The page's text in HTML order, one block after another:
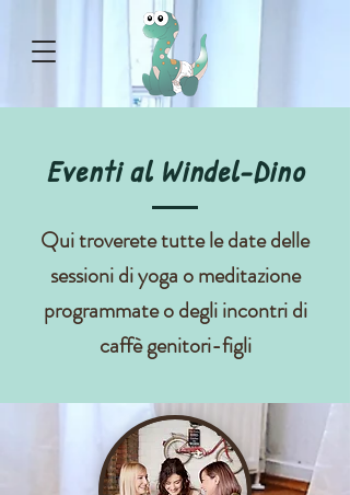
Eventi al Windel-Dino
Qui troverete tutte le date delle
sessioni di yoga o meditazione
programmate o degli incontri di
caffè genitori-figli